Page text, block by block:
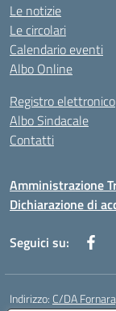
Le notizie
Le circolari
Calendario eventi
Albo Online
Registro elettronico
Albo Sindacale
Contatti
Amministrazione
Dichiarazione di
Seguici su:
Indirizzo: C/DA